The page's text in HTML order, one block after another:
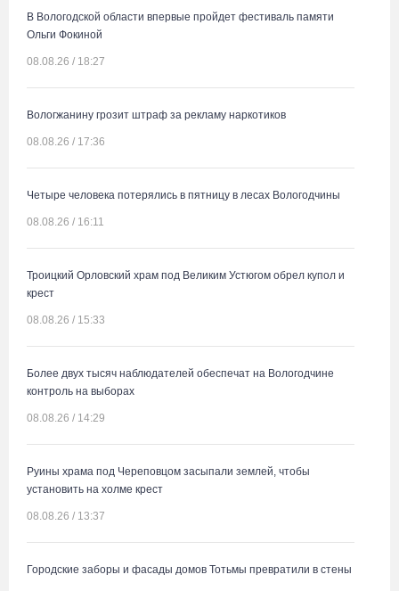
В Вологодской области впервые пройдет фестиваль памяти
Ольги Фокиной
08.08.26 / 18:27
Вологжанину грозит штраф за рекламу наркотиков
08.08.26 / 17:36
Четыре человека потерялись в пятницу в лесах Вологодчины
08.08.26 / 16:11
Троицкий Орловский храм под Великим Устюгом обрел купол и
крест
08.08.26 / 15:33
Более двух тысяч наблюдателей обеспечат на Вологодчине
контроль на выборах
08.08.26 / 14:29
Руины храма под Череповцом засыпали землей, чтобы
установить на холме крест
08.08.26 / 13:37
Городские заборы и фасады домов Тотьмы превратили в стены